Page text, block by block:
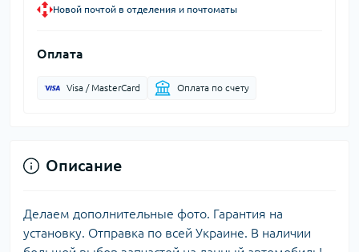
Новой почтой в отделения и почтоматы
Оплата
Visa / MasterCard Оплата по счету
Описание
Делаем дополнительные фото. Гарантия на
установку. Отправка по всей Украине. В наличии